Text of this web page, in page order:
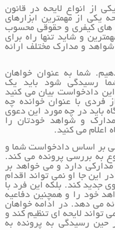
از انواع لایحه در قانون
یکی از مهمترین ابزارهای
های کیفری و حقوقی محسوب
و شاید تنها راه برای
شواهد و مدارک مختلف ارائه
شما به عنوان خواهان
رسیدگی شود باید یک
دادخواست بیان می کنید
فردی با عنوان خوانده چه
باید در چه مورد این دعوی
و شواهد خودتان را
اعلام می کنید.
بر اساس دادخواست شما و
به بررسی پرونده می کند.
مدارکی دارد و می خواهد بر
این جا او نمی تواند اقدام
جدید کند. بلکه این فرد با
خود را و همچنین دفاعیه
می دهد. در ادامه خواهان
تواند لایحه ای تنظیم کند و
حین رسیدگی به پرونده به